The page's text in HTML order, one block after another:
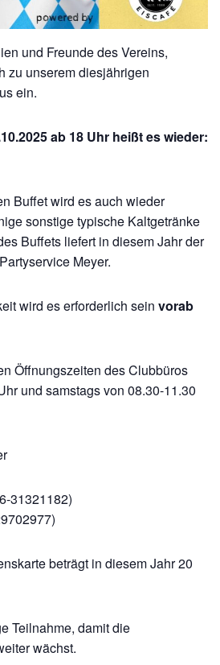
und Freunde des Vereins,
zu unserem diesjährigen
ein.
ab 18 Uhr heißt es wieder:
Buffet wird es auch wieder
sonstige typische Kaltgetränke
Buffets liefert in diesem Jahr der
Meyer.
wird es erforderlich sein vorab
Öffnungszeiten des Clubbüros
und samstags von 08.30-11.30
31321182)
beträgt in diesem Jahr 20
Teilnahme, damit die
wächst.